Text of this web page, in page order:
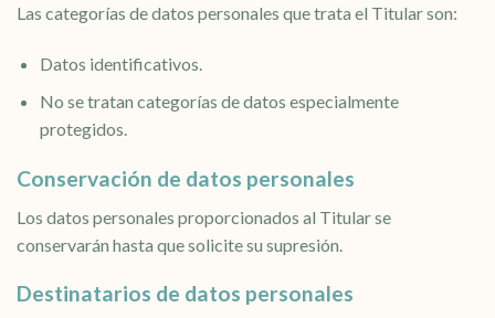
Las categorías de datos personales que trata el Titular son:
Datos identificativos.
No se tratan categorías de datos especialmente
protegidos.
Conservación de datos personales
Los datos personales proporcionados al Titular se
conservarán hasta que solicite su supresión.
Destinatarios de datos personales